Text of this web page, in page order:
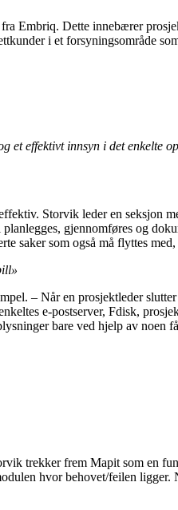
Embriq. Dette innebærer
i et forsyningsområde
et effektivt innsyn i det enkelte
Storvik leder en seksjon
gjennomføres og
saker som også må flyttes
– Når en prosjektleder
e-postserver, Fdisk,
bare ved hjelp av noen
trekker frem Mapit som en
hvor behovet/feilen